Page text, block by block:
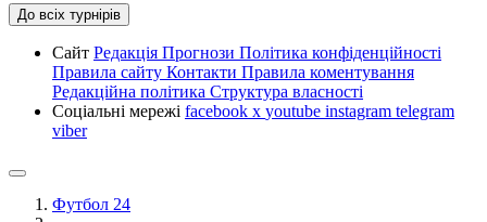
До всіх турнірів
Сайт Редакція Прогнози Політика конфіденційності
Правила сайту Контакти Правила коментування
Редакційна політика Структура власності
Соціальні мережі facebook x youtube instagram telegram
viber
Футбол 24